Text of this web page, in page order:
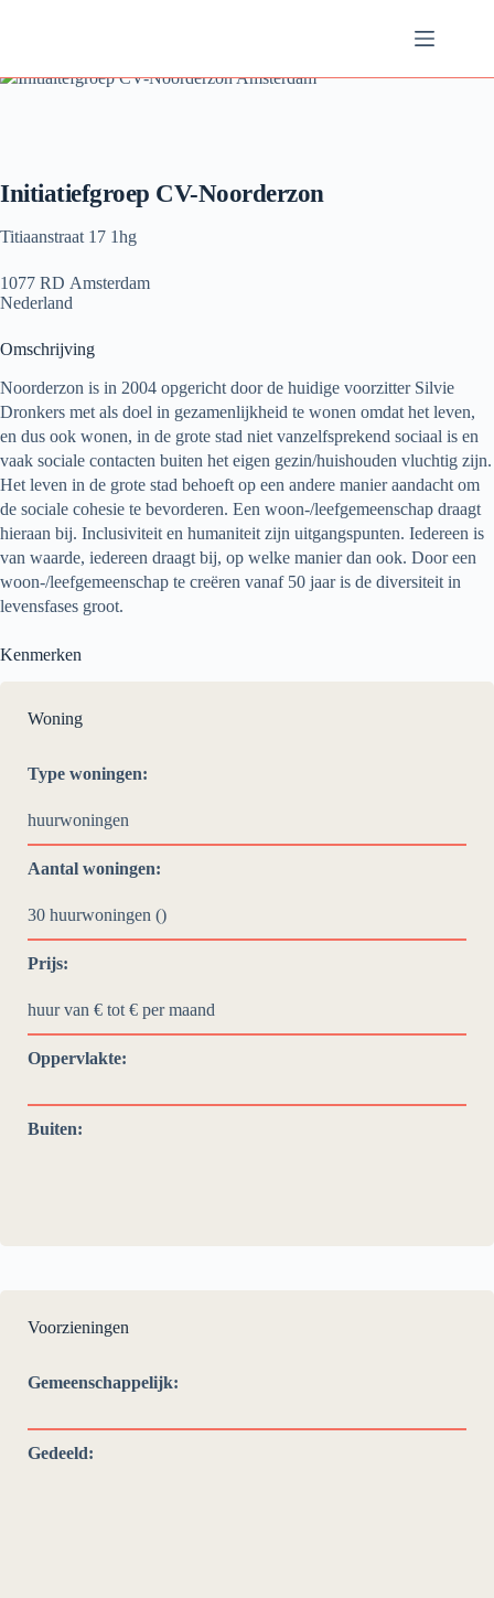
Initiatiefgroep CV-Noorderzon
Titiaanstraat 17 1hg
1077 RD Amsterdam
Nederland
Omschrijving
Noorderzon is in 2004 opgericht door de huidige voorzitter Silvie
Dronkers met als doel in gezamenlijkheid te wonen omdat het leven,
en dus ook wonen, in de grote stad niet vanzelfsprekend sociaal is en
vaak sociale contacten buiten het eigen gezin/huishouden vluchtig zijn.
Het leven in de grote stad behoeft op een andere manier aandacht om
de sociale cohesie te bevorderen. Een woon-/leefgemeenschap draagt
hieraan bij. Inclusiviteit en humaniteit zijn uitgangspunten. Iedereen is
van waarde, iedereen draagt bij, op welke manier dan ook. Door een
woon-/leefgemeenschap te creëren vanaf 50 jaar is de diversiteit in
levensfases groot.
Kenmerken
Woning
Type woningen:
huurwoningen
Aantal woningen:
30 huurwoningen ()
Prijs:
huur van € tot € per maand
Oppervlakte:
Buiten:
Voorzieningen
Gemeenschappelijk:
Gedeeld: